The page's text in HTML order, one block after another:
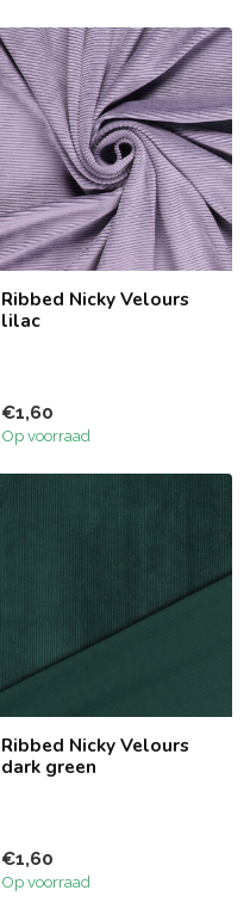
Ribbed Nicky Velours
lilac
€1,60
Op voorraad
Ribbed Nicky Velours
dark green
€1,60
Op voorraad